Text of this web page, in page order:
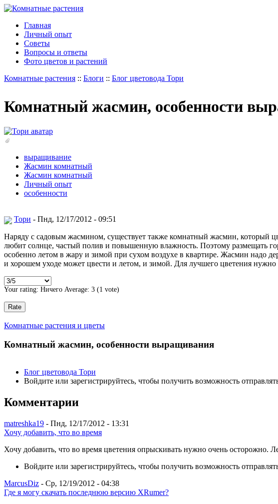
Главная
Личный опыт
Советы
Вопросы и ответы
Фото цветов и растений
Комнатные растения :: Блоги :: Блог цветовода Тори
Комнатный жасмин, особенности
выращивание
Жасмин комнатный
Жасмин комнатный
Личный опыт
особенности
Тори - Пнд, 12/17/2012 - 09:51
Наряду с садовым жасмином, существует также комнатный жасмин, который
любит солнце, частый полив и повышенную влажность. Поэтому размещать
особенно летом в жару и зимой при сухом воздухе в квартире. Жасмин надо
и хорошем уходе может цвести и летом, и зимой. Для лучшего цветения
Your rating: Ничего Average: 3 (1 vote)
Комнатные растения и цветы
Комнатный жасмин, особенности выращивания
Блог цветовода Тори
Войдите или зарегистрируйтесь, чтобы получить возможность
Комментарии
matreshka19 - Пнд, 12/17/2012 - 13:31
Хочу добавить, что во время
Хочу добавить, что во время цветения опрыскивать нужно очень осторожно.
Войдите или зарегистрируйтесь, чтобы получить возможность
MarcusDiz - Ср, 12/19/2012 - 04:38
Где я могу скачать последнюю версию XRumer?